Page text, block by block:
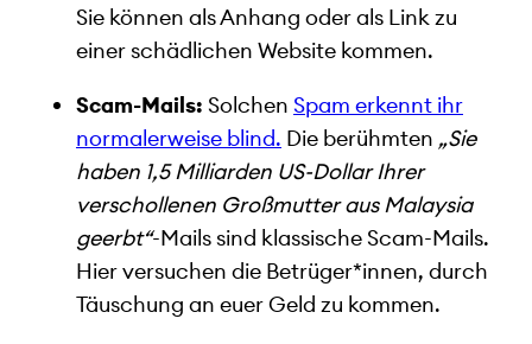
Sie können als Anhang oder als Link zu
einer schädlichen Website kommen.
Scam-Mails: Solchen Spam erkennt ihr
normalerweise blind. Die berühmten „Sie
haben 1,5 Milliarden US-Dollar Ihrer
verschollenen Großmutter aus Malaysia
geerbt“-Mails sind klassische Scam-Mails.
Hier versuchen die Betrüger*innen, durch
Täuschung an euer Geld zu kommen.